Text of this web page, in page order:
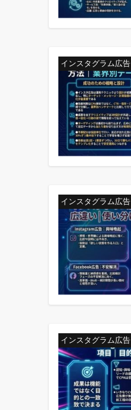
インスタグラム広告
インスタグラム広告
インスタグラム広告